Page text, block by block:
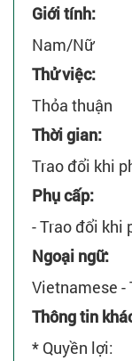
Giới tính:
Nam/Nữ
Thử việc:
Thỏa thuận
Thời gian:
Trao đổi khi
Phụ cấp:
- Trao đổi khi
Ngoại ngữ:
Vietnamese -
Thông tin
* Quyền lợi: